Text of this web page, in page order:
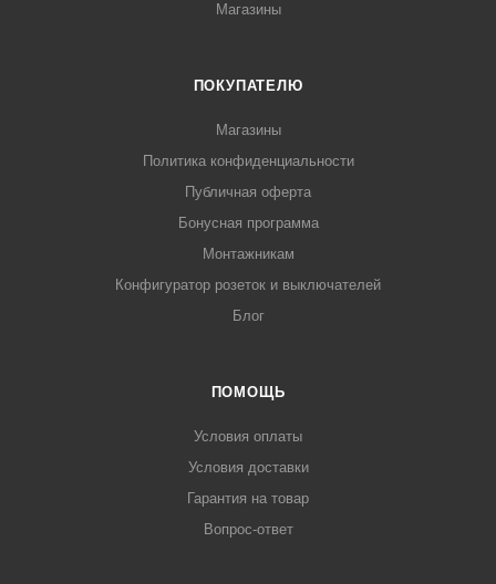
Магазины
ПОКУПАТЕЛЮ
Магазины
Политика конфиденциальности
Публичная оферта
Бонусная программа
Монтажникам
Конфигуратор розеток и выключателей
Блог
ПОМОЩЬ
Условия оплаты
Условия доставки
Гарантия на товар
Вопрос-ответ